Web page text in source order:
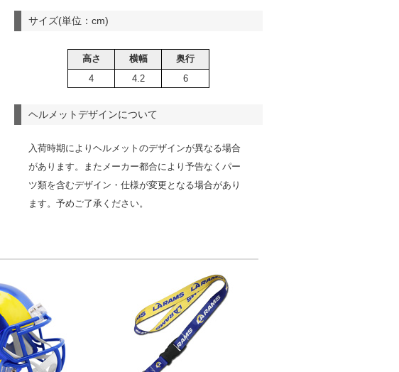
サイズ(単位：cm)
高さ 横幅
奥行
4
4.2 6
ヘルメットデザインについて
入荷時期によりヘルメットのデザインが異なる場合
があります。またメーカー都合により予告なくパー
ツ類を含むデザイン・仕様が変更となる場合があり
ます。予めご了承ください。